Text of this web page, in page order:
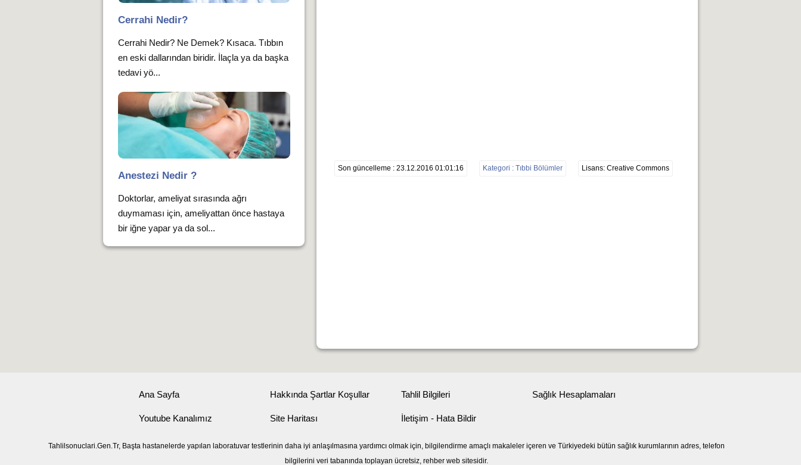
Son güncelleme : 23.12.2016 01:01:16 Kategori : Tıbbi Bölümler Lisans: Creative Commons
Cerrahi Nedir?
Cerrahi Nedir? Ne Demek? Kısaca. Tıbbın
en eski dallarından biridir. İlaçla ya da başka
tedavi yö...
Anestezi Nedir ?
Doktorlar, ameliyat sırasında ağrı
duymaması için, ameliyattan önce hastaya
bir iğne yapar ya da sol...
Ana Sayfa Hakkında Şartlar Koşullar Tahlil Bilgileri Sağlık Hesaplamaları
Youtube Kanalımız Site Haritası İletişim - Hata Bildir
Tahlilsonuclari.Gen.Tr, Başta hastanelerde yapılan laboratuvar testlerinin daha iyi anlaşılmasına yardımcı olmak için, bilgilendirme amaçlı makaleler içeren ve Türkiyedeki bütün sağlık kurumlarının adres, telefon
bilgilerini veri tabanında toplayan ücretsiz, rehber web sitesidir.